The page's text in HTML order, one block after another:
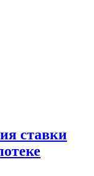
ставки